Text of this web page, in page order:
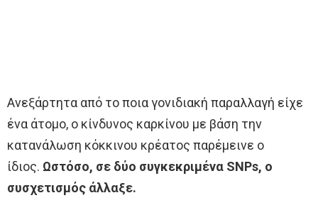
Ανεξάρτητα από το ποια γονιδιακή παραλλαγή είχε
ένα άτομο, ο κίνδυνος καρκίνου με βάση την
κατανάλωση κόκκινου κρέατος παρέμεινε ο
ίδιος. Ωστόσο, σε δύο συγκεκριμένα SNPs, ο
συσχετισμός άλλαξε.